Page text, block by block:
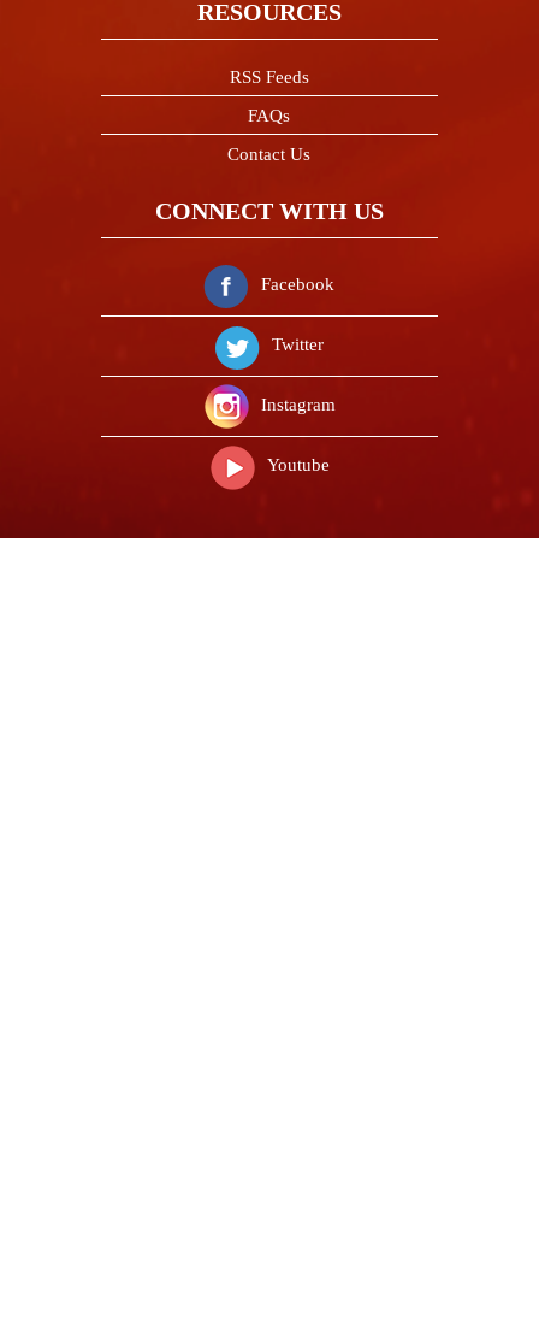
RESOURCES
RSS Feeds
FAQs
Contact Us
CONNECT WITH US
Facebook
Twitter
Instagram
Youtube